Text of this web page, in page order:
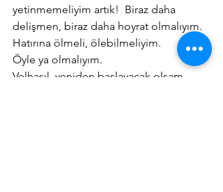
yetinmemeliyim artık!  Biraz daha
delişmen, biraz daha hoyrat olmalıyım.
Hatırına ölmeli, ölebilmeliyim.
Öyle ya olmalıyım.
Velhasıl, yeniden başlayacak olsam